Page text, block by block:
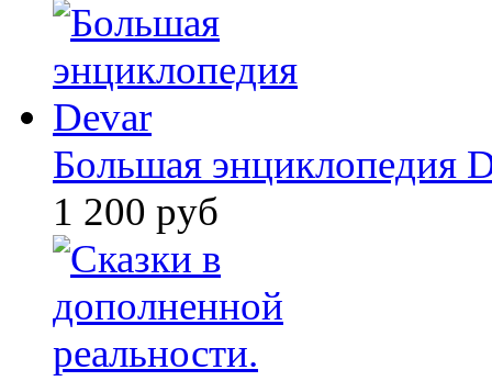
Большая энциклопедия
1 200 руб